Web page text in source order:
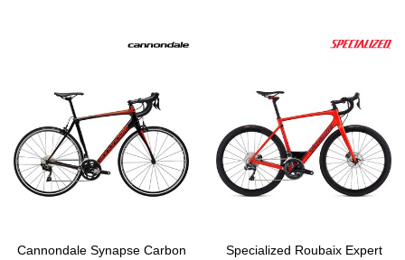
Cannondale Synapse Carbon
Specialized Roubaix Expert